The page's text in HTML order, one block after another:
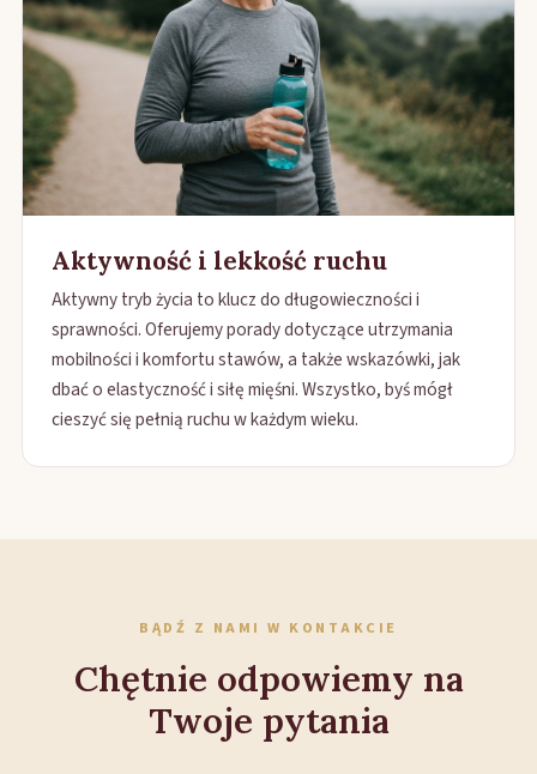
Aktywność i lekkość ruchu
Aktywny tryb życia to klucz do długowieczności i
sprawności. Oferujemy porady dotyczące utrzymania
mobilności i komfortu stawów, a także wskazówki, jak
dbać o elastyczność i siłę mięśni. Wszystko, byś mógł
cieszyć się pełnią ruchu w każdym wieku.
BĄDŹ Z NAMI W KONTAKCIE
Chętnie odpowiemy na
Twoje pytania